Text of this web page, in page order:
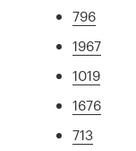
796
1967
1019
1676
713